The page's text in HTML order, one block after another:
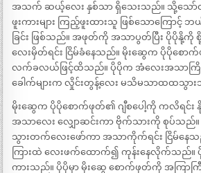
အသက် ဆယ့်လေး နှစ်သာ ရှိသေးသည်။ သို့သော်လ
ဖူးကားများ ကြည့်ဖူးထားသူ ဖြစ်သောကြေ
ခြင်း ဖြစ်သည်။ အဖုတ်ကို အသာပွတ်ပြီး ပိုပိုနို့ကို
လေးမှိတ်ရင်း ငြိမ်ခံနေသည်။ မိုးဆွေက ပိုပိုစော
လက်ခလယ်ဖြင့်ထိသည်။ ပိုပိုက အံလေးအသာက
ခေါက်များက လှိုင်းတွန့်လေး မသိမသာထထသွာ
မိုးဆွေက ပိုပိုစောက်ဖုတ်၏ ဂျီစပေါ့ကို ကလိရင်း
အသာလေး လျှောဆင်းကာ ဗိုက်သားကို စုပ်သည်
သွားတက်လေးဖော်ကာ အသာကိုက်ရင်း ငြိမ်နေသ
ကြားထဲ လေးဖက်ထောက်၍ ကုန်းနေလိုက်သည်။
ကားသည်။ ပိုပိုမှာ မိုးဆွေ စောက်ဖုတ်ကို အကြာက